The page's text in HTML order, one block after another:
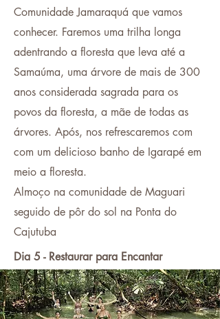
Comunidade Jamaraquá que vamos
conhecer. Faremos uma trilha longa
adentrando a floresta que leva até a
Samaúma, uma árvore de mais de 300
anos considerada sagrada para os
povos da floresta, a mãe de todas as
árvores. Após, nos refrescaremos com
com um delicioso banho de Igarapé em
meio a floresta.
Almoço na comunidade de Maguari
seguido de pôr do sol na Ponta do
Cajutuba
Dia 5 - Restaurar para Encantar